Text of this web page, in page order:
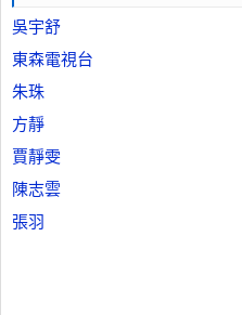
吳宇舒
東森電視台
朱珠
方靜
賈靜雯
陳志雲
張羽